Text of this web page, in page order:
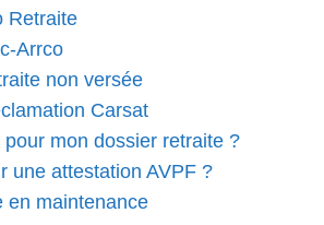
Retraite
Arrco
non versée
Carsat
mon dossier retraite ?
une attestation AVPF ?
en maintenance